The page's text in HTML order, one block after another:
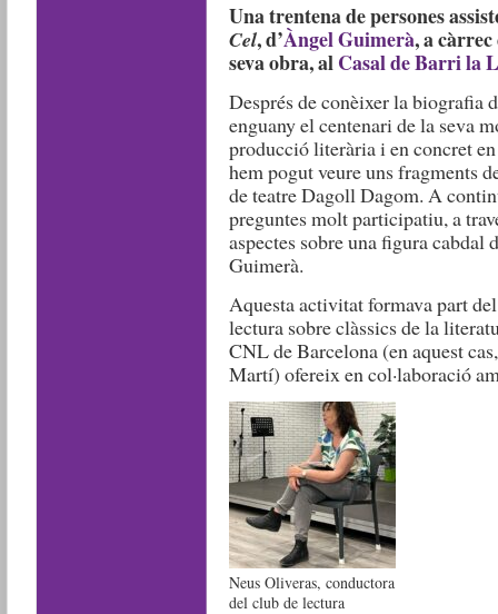
Una trentena de persones
Cel, d’Àngel Guimerà, a
seva obra, alCasal de Barri la
Després de conèixer la biografia
enguany el centenari de la seva
producció literària i en concret
hem pogut veure uns fragments
de teatre Dagoll Dagom. A
preguntes molt participatiu, a
aspectes sobre una figura cabdal
Guimerà.
Aquesta activitat formava part
lectura sobre clàssics de la
CNL de Barcelona (en aquest
Martí) ofereix en col·laboració
Neus Oliveras, conductora
del club de lectura